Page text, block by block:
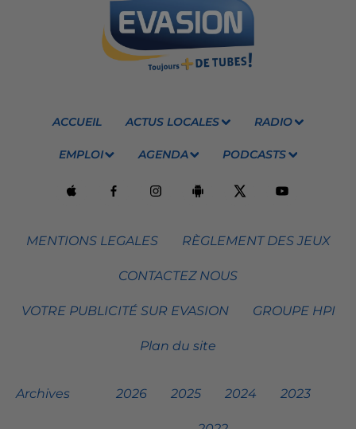
ACCUEIL ACTUS LOCALES RADIO
EMPLOI AGENDA PODCASTS
MENTIONS LEGALES RÈGLEMENT DES JEUX
CONTACTEZ NOUS
VOTRE PUBLICITÉ SUR EVASION GROUPE HPI
Plan du site
Archives 2026 2025 2024 2023